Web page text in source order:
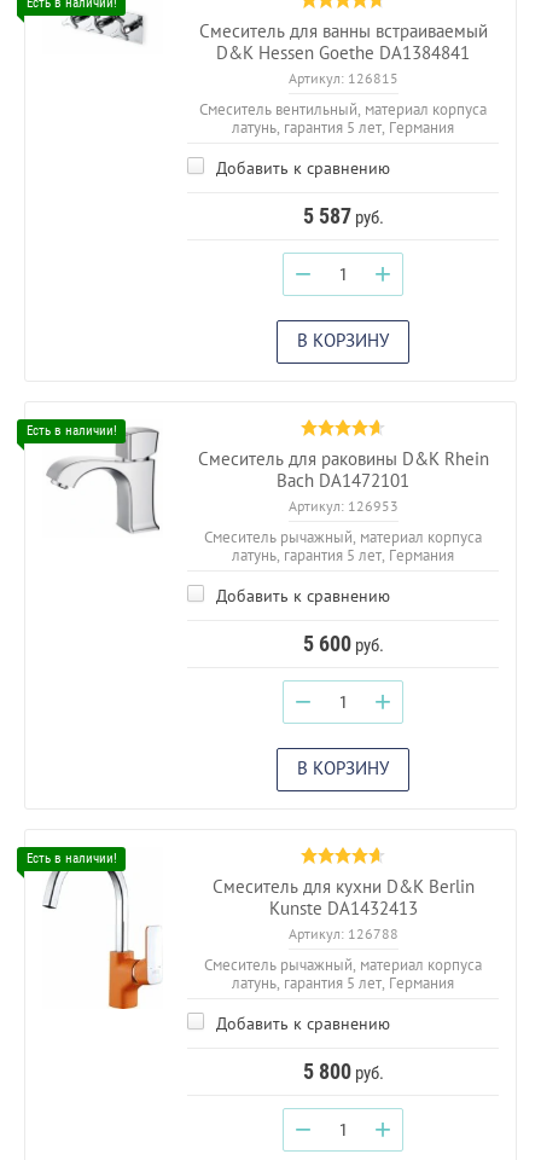
Смеситель для ванны встраиваемый
D&K Hessen Goethe DA1384841
Артикул:126815
Смеситель вентильный, материал корпуса
латунь, гарантия 5 лет, Германия
Добавить к сравнению
5 587руб.
− +
В КОРЗИНУ
Смеситель для раковины D&K Rhein
Bach DA1472101
Артикул:126953
Смеситель рычажный, материал корпуса
латунь, гарантия 5 лет, Германия
Добавить к сравнению
5 600руб.
− +
В КОРЗИНУ
Смеситель для кухни D&K Berlin
Kunste DA1432413
Артикул:126788
Смеситель рычажный, материал корпуса
латунь, гарантия 5 лет, Германия
Добавить к сравнению
5 800руб.
− +